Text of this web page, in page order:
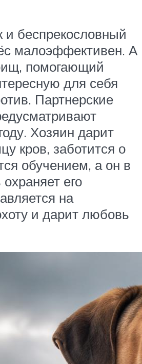
и беспрекословный
малоэффективен. А
помогающий
для себя
Партнерские
Хозяин дарит
кров, заботится о
обучением, а он в
его
на
и дарит любовь